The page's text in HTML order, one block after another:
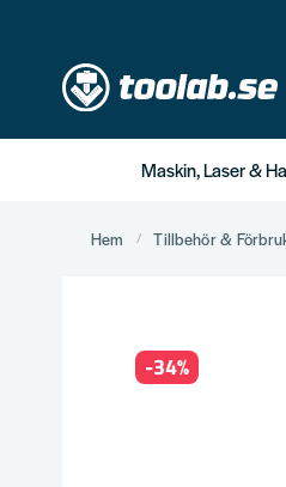
Maskin, Laser &
Hem Tillbehör &
-34%